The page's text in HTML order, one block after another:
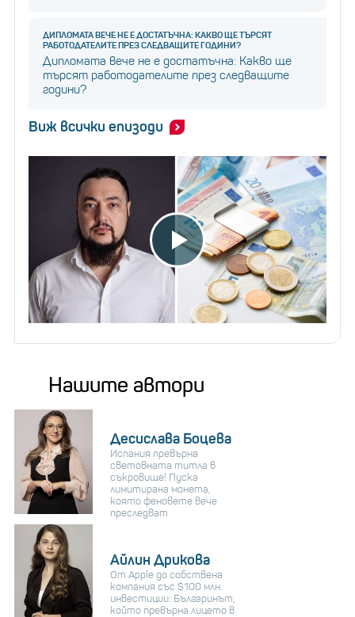
ДИПЛОМАТА ВЕЧЕ НЕ Е ДОСТАТЪЧНА: КАКВО ЩЕ ТЪРСЯТ
РАБОТОДАТЕЛИТЕ ПРЕЗ СЛЕДВАЩИТЕ ГОДИНИ?
Дипломата вече не е достатъчна: Какво ще
търсят работодателите през следващите
години?
Виж всички епизоди
Нашите автори
Десислава Боцева
Испания превърна
световната титла в
съкровище! Пуска
лимитирана монета,
която феновете вече
преследват
Айлин Дрикова
От Apple до собствена
компания със $100 млн.
инвестиции: Българинът,
който превърна лицето в